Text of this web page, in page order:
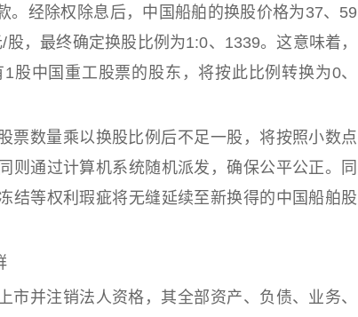
。经除权除息后，中国船舶的换股价格为37、59
，最终确定换股比例为1:0、1339。这意味着，
股中国重工股票的股东，将按此比例转换为0、
票数量乘以换股比例后不足一股，将按照小数点
则通过计算机系统随机派发，确保公平公正。同
结等权利瑕疵将无缝延续至新换得的中国船舶股
市并注销法人资格，其全部资产、负债、业务、